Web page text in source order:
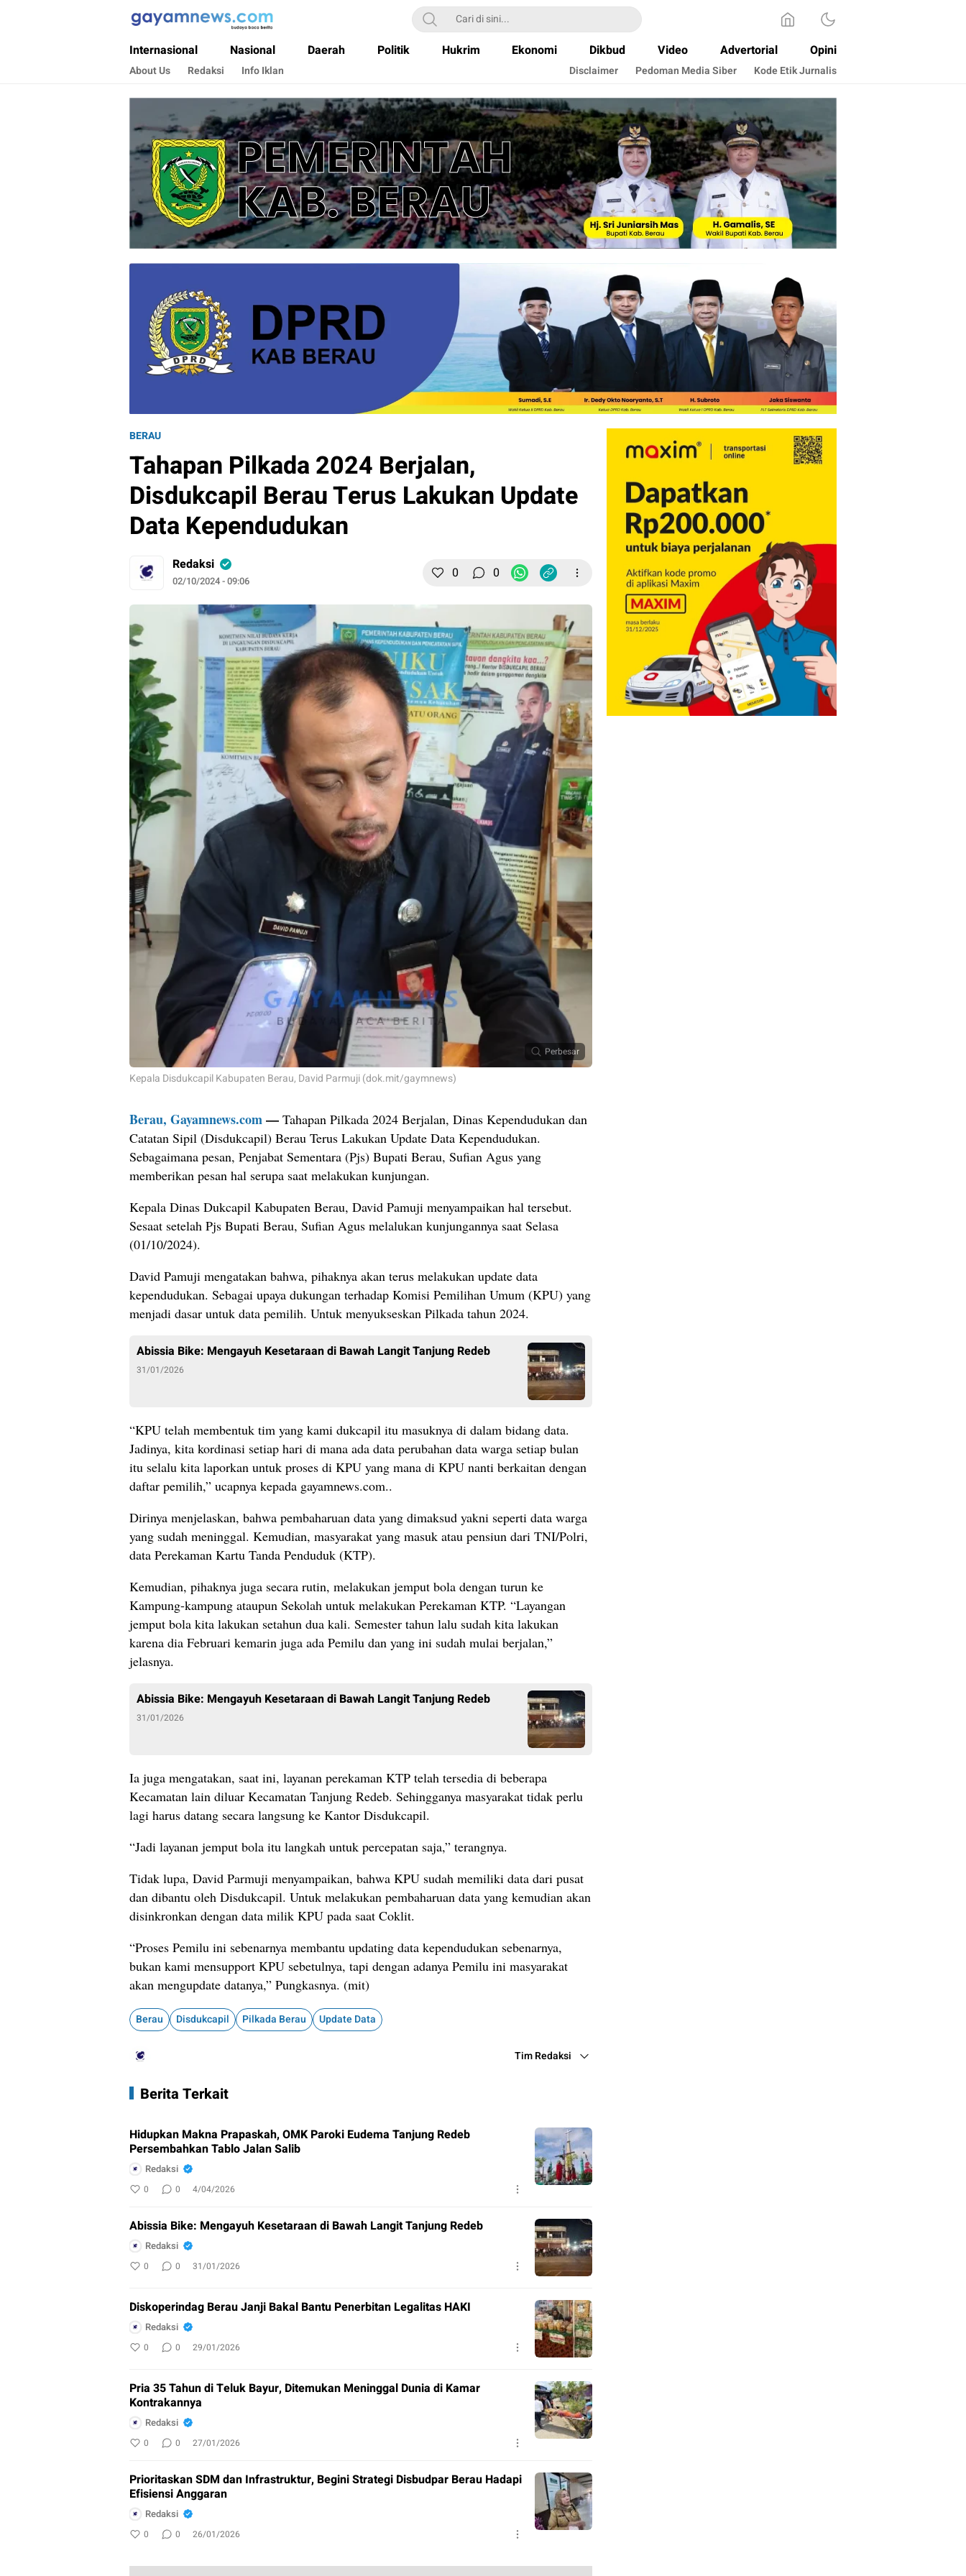
Gayamnews.com
Budaya Baca Berita
Internasional Nasional Daerah Politik Hukrim Ekonomi Dikbud Video Advertorial Opini
About Us Redaksi Info Iklan Disclaimer Pedoman Media Siber Kode Etik Jurnalis
BERAU
Tahapan Pilkada 2024 Berjalan,
Disdukcapil Berau Terus Lakukan Update
Data Kependudukan
Redaksi
02/10/2024 - 09:06 0 0
Perbesar
Kepala Disdukcapil Kabupaten Berau, David Parmuji (dok.mit/gaymnews)
Berau, Gayamnews.com— Tahapan Pilkada 2024 Berjalan, Dinas Kependudukan dan
Catatan Sipil (Disdukcapil) Berau Terus Lakukan Update Data Kependudukan.
Sebagaimana pesan, Penjabat Sementara (Pjs) Bupati Berau, Sufian Agus yang
memberikan pesan hal serupa saat melakukan kunjungan.
Kepala Dinas Dukcapil Kabupaten Berau, David Pamuji menyampaikan hal tersebut.
Sesaat setelah Pjs Bupati Berau, Sufian Agus melalukan kunjungannya saat Selasa
(01/10/2024).
David Pamuji mengatakan bahwa, pihaknya akan terus melakukan update data
kependudukan. Sebagai upaya dukungan terhadap Komisi Pemilihan Umum (KPU) yang
menjadi dasar untuk data pemilih. Untuk menyukseskan Pilkada tahun 2024.
Abissia Bike: Mengayuh Kesetaraan di Bawah Langit Tanjung Redeb
31/01/2026
“KPU telah membentuk tim yang kami dukcapil itu masuknya di dalam bidang data.
Jadinya, kita kordinasi setiap hari di mana ada data perubahan data warga setiap bulan
itu selalu kita laporkan untuk proses di KPU yang mana di KPU nanti berkaitan dengan
daftar pemilih,” ucapnya kepada gayamnews.com..
Dirinya menjelaskan, bahwa pembaharuan data yang dimaksud yakni seperti data warga
yang sudah meninggal. Kemudian, masyarakat yang masuk atau pensiun dari TNI/Polri,
data Perekaman Kartu Tanda Penduduk (KTP).
Kemudian, pihaknya juga secara rutin, melakukan jemput bola dengan turun ke
Kampung-kampung ataupun Sekolah untuk melakukan Perekaman KTP. “Layangan
jemput bola kita lakukan setahun dua kali. Semester tahun lalu sudah kita lakukan
karena dia Februari kemarin juga ada Pemilu dan yang ini sudah mulai berjalan,”
jelasnya.
Abissia Bike: Mengayuh Kesetaraan di Bawah Langit Tanjung Redeb
31/01/2026
Ia juga mengatakan, saat ini, layanan perekaman KTP telah tersedia di beberapa
Kecamatan lain diluar Kecamatan Tanjung Redeb. Sehingganya masyarakat tidak perlu
lagi harus datang secara langsung ke Kantor Disdukcapil.
“Jadi layanan jemput bola itu langkah untuk percepatan saja,” terangnya.
Tidak lupa, David Parmuji menyampaikan, bahwa KPU sudah memiliki data dari pusat
dan dibantu oleh Disdukcapil. Untuk melakukan pembaharuan data yang kemudian akan
disinkronkan dengan data milik KPU pada saat Coklit.
“Proses Pemilu ini sebenarnya membantu updating data kependudukan sebenarnya,
bukan kami mensupport KPU sebetulnya, tapi dengan adanya Pemilu ini masyarakat
akan mengupdate datanya,” Pungkasnya. (mit)
Berau Disdukcapil Pilkada Berau Update Data
Tim Redaksi
Berita Terkait
Hidupkan Makna Prapaskah, OMK Paroki Eudema Tanjung Redeb
Persembahkan Tablo Jalan Salib
Redaksi
0 0 4/04/2026
Abissia Bike: Mengayuh Kesetaraan di Bawah Langit Tanjung Redeb
Redaksi
0 0 31/01/2026
Diskoperindag Berau Janji Bakal Bantu Penerbitan Legalitas HAKI
Redaksi
0 0 29/01/2026
Pria 35 Tahun di Teluk Bayur, Ditemukan Meninggal Dunia di Kamar
Kontrakannya
Redaksi
0 0 27/01/2026
Prioritaskan SDM dan Infrastruktur, Begini Strategi Disbudpar Berau Hadapi
Efisiensi Anggaran
Redaksi
0 0 26/01/2026